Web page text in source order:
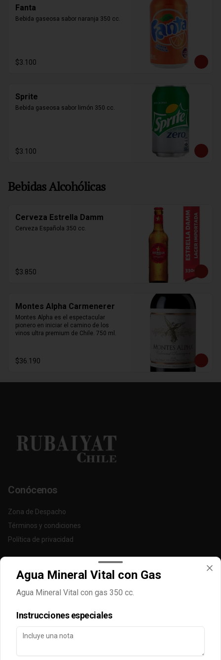
Fanta
Bebida gaseosa sabor naranja 350 cc.
$3.100
Sprite
Bebida gaseosa sabor limón 350 cc.
$3.100
Bebidas Alcohólicas
Cerveza Estrella Damm
Cerveza Española 350 cc.
$3.850
Montes Alpha Carmenerer
Montes Alpha es el espectacular
pionero en iniciar el camino de los
vinos ultra premium de Chile. 750 ml.
$36.190
Conócenos
Zona de Despacho
Términos y condiciones
Política de privacidad
Redes sociales
Instagram
Facebook
Mi cuenta
Iniciar sesión
Agua Mineral Vital con Gas
Agua Mineral Vital con gas 350 cc.
Instrucciones especiales